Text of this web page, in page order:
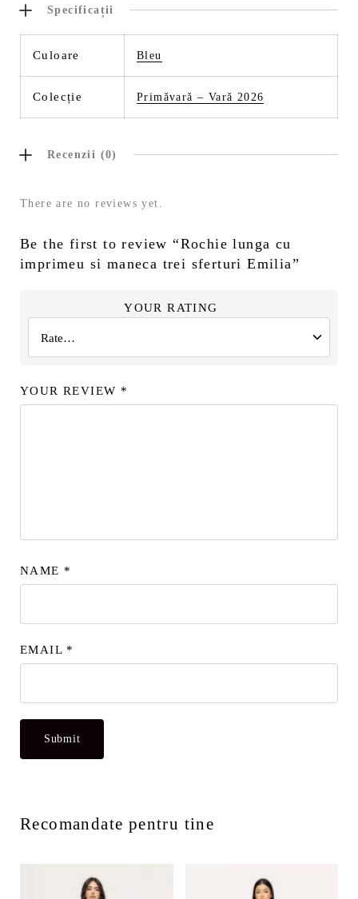
Specificații
Culoare Bleu
Colecție Primăvară – Vară 2026
Recenzii (0)
There are no reviews yet.
Be the first to review “Rochie lunga cu
imprimeu si maneca trei sferturi Emilia”
YOUR RATING
YOUR REVIEW *
NAME *
EMAIL *
Recomandate pentru tine